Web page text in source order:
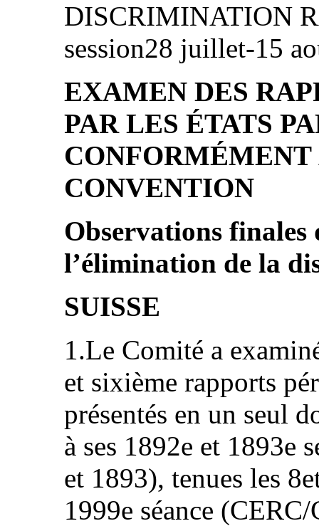
DISCRIMINATION
session28 juillet‑15
EXAMEN DES
PAR LES ÉTATS
CONVENTION
Observations
l’élimination de la
SUISSE
1.Le Comité a
et sixième rapports
présentés en un seul
à ses 1892e et 1893e
et 1893), tenues les
1999e séance